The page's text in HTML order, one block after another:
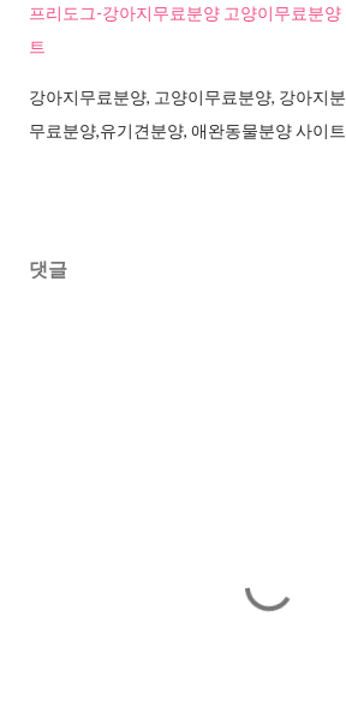
프리도그-강아지무료분양 고양이무료분
트
강아지무료분양, 고양이무료분양, 강아지
무료분양,유기견분양, 애완동물분양 사이트
댓글